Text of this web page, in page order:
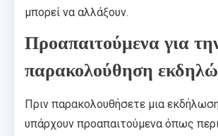
μπορεί να αλλάξουν.
Προαπαιτούμενα για
παρακολούθηση
Πριν παρακολουθήσετε μια
υπάρχουν προαπαιτούμενα όπως